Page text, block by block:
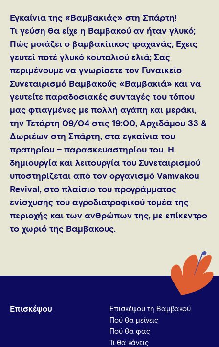
Εγκαίνια της «Βαμβακιάς» στη Σπάρτη!
Τι γεύση θα είχε η Βαμβακού αν ήταν γλυκό;
Πώς μοιάζει ο βαμβακίτικος τραχανάς; Έχεις
γευτεί ποτέ γλυκό κουταλιού ελιά; Σας
περιμένουμε να γνωρίσετε τον Γυναικείο
Συνεταιρισμό Βαμβακούς «Βαμβακιά» και να
γευτείτε παραδοσιακές συνταγές του τόπου
μας φτιαγμένες με πολλή αγάπη και μεράκι,
την Τετάρτη 09/04 στις 19:00, Αρχιδάμου 33 &
Δωριέων στη Σπάρτη, στα εγκαίνια του
πρατηρίου – παρασκευαστηρίου του. Η
δημιουργία και λειτουργία του Συνεταιρισμού
υποστηρίζεται από τον οργανισμό Vamvakou
Revival, στο πλαίσιο του προγράμματος
ενίσχυσης του αγροδιατροφικού τομέα της
περιοχής και των ανθρώπων της, με επίκεντρο
το χωριό της Βαμβακους.
Επισκέψου
Επισκέψου τη Βαμβακού
Πού θα μείνεις
Πού θα φας
Τι θα κάνεις